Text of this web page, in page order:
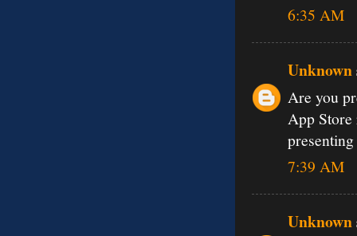
6:35 AM
Unknown
Are you
App Store
7:39 AM
Unknown